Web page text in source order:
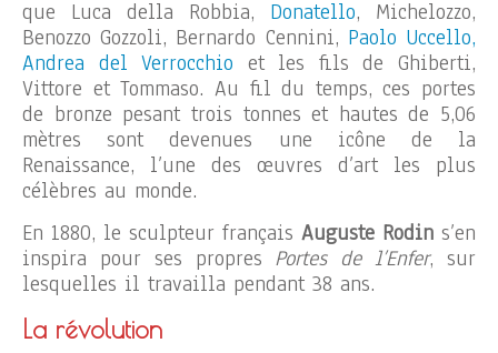
que Luca della Robbia, Donatello, Michelozzo,
Benozzo Gozzoli, Bernardo Cennini, Paolo Uccello,
Andrea del Verrocchio et les fils de Ghiberti,
Vittore et Tommaso. Au fil du temps, ces portes
de bronze pesant trois tonnes et hautes de 5,06
mètres sont devenues une icône de la
Renaissance, l’une des œuvres d’art les plus
célèbres au monde.
En 1880, le sculpteur français Auguste Rodin s’en
inspira pour ses propres Portes de l’Enfer, sur
lesquelles il travailla pendant 38 ans.
La révolution